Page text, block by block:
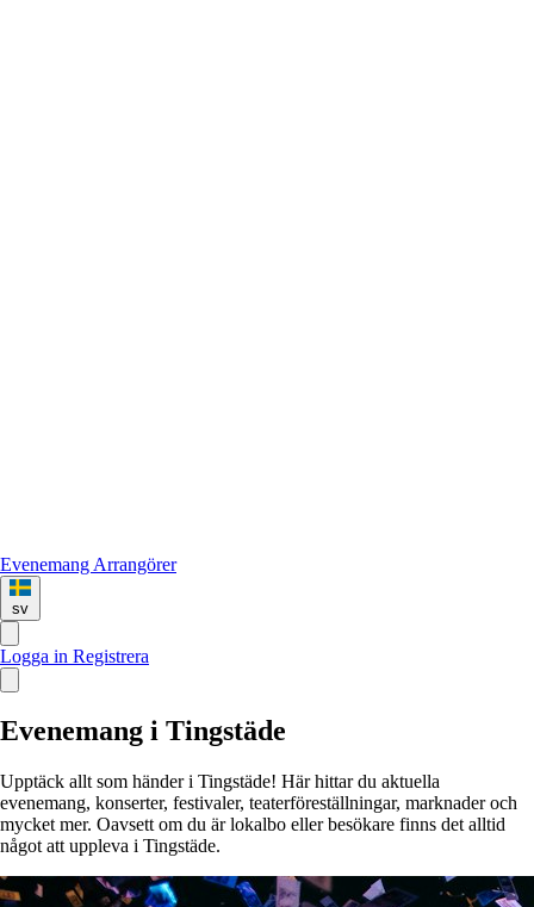
Evenemang Arrangörer
sv
Logga in Registrera
Evenemang i Tingstäde
Upptäck allt som händer i Tingstäde! Här hittar du aktuella
evenemang, konserter, festivaler, teaterföreställningar, marknader och
mycket mer. Oavsett om du är lokalbo eller besökare finns det alltid
något att uppleva i Tingstäde.